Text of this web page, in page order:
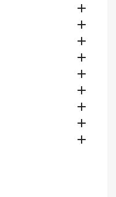








